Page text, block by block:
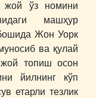
жой ўз номини
машҳур
Жон Уорк
ва қулай
жой топиш осон
йилнинг кўп
етарли тезлик